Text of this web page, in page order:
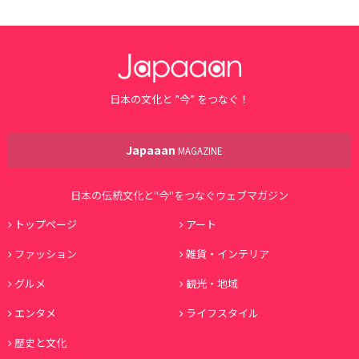
日本の文化と ”今” をつなぐ！
Japaaan MAGAZINE
日本の伝統文化と"今"をつなぐウェブマガジン
トップページ
アート
ファッション
雑貨・インテリア
グルメ
観光・地域
エンタメ
ライフスタイル
歴史と文化